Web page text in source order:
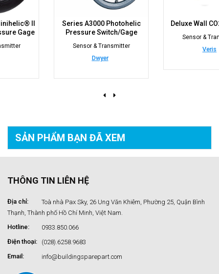
Series A3000 Photohelic
Pressure Switch/Gage
Sensor & Transmitter
Deluxe Wall CO2 Sensors
Sensor & Transmitter
SẢN PHẨM BẠN ĐÃ XEM
THÔNG TIN LIÊN HỆ
Địa chỉ:
Toà nhà Pax Sky, 26 Ung Văn Khiêm, Phường 25, Quận Bình
Thạnh, Thành phố Hồ Chí Minh, Việt Nam.
Hotline:
0933.850.066
Điện thoại:
(028).6258.9683
Email:
info@buildingsparepart.com